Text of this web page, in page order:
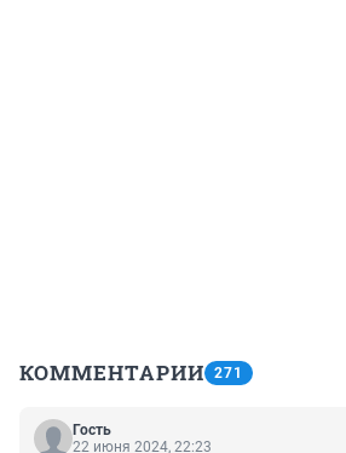
КОММЕНТАРИИ 271
Гость
22 июня 2024, 22:23